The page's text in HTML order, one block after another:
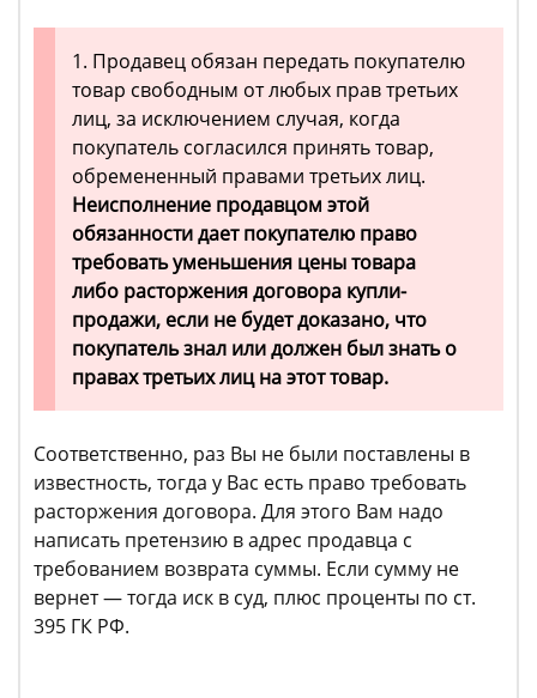
1. Продавец обязан передать покупателю
товар свободным от любых прав третьих
лиц, за исключением случая, когда
покупатель согласился принять товар,
обремененный правами третьих лиц.
Неисполнение продавцом этой
обязанности дает покупателю право
требовать уменьшения цены товара
либо расторжения договора купли-
продажи, если не будет доказано, что
покупатель знал или должен был знать о
правах третьих лиц на этот товар.
Соответственно, раз Вы не были поставлены в
известность, тогда у Вас есть право требовать
расторжения договора. Для этого Вам надо
написать претензию в адрес продавца с
требованием возврата суммы. Если сумму не
вернет — тогда иск в суд, плюс проценты по ст.
395 ГК РФ.